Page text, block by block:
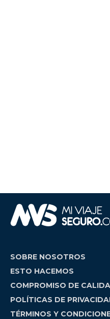
SOBRE NOSOTROS
ESTO HACEMOS
COMPROMISO DE
POLÍTICAS DE
TÉRMINOS Y